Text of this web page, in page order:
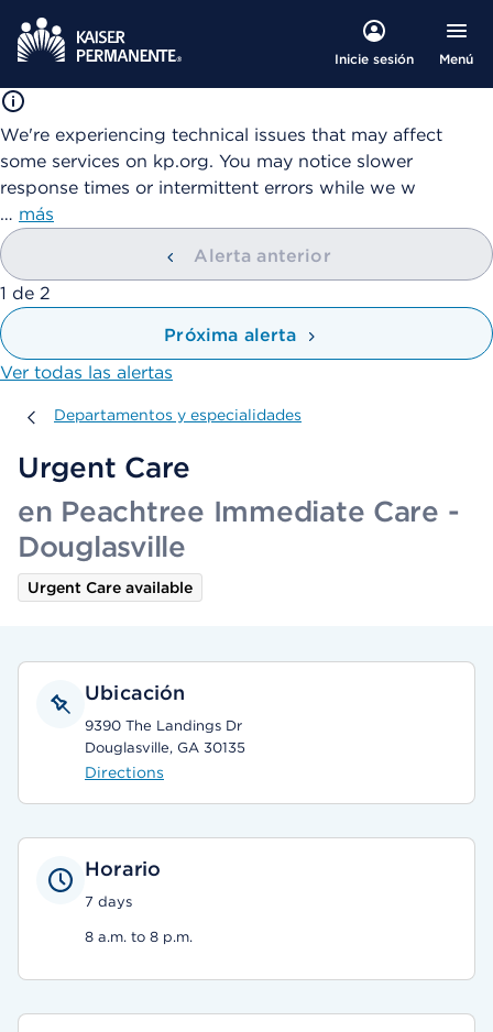
Inicie sesión Menú
We're experiencing technical issues that may affect
some services on kp.org. You may notice slower
response times or intermittent errors while we w
… más
Alerta anterior
mostrando
1 de 2
Próxima alerta
Ver todas las alertas
Departamentos y especialidades
Departamentos y especialidades
Urgent Care
en Peachtree Immediate Care -
Douglasville
Urgent Care available
Ubicación
9390 The Landings Dr
Douglasville, GA 30135
Directions
Horario
7 days
8 a.m. to 8 p.m.